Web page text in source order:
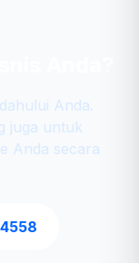
Anda.
juga untuk
Anda secara